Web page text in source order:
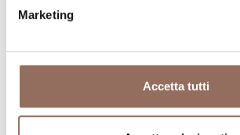
Marketing
Accetta tutti